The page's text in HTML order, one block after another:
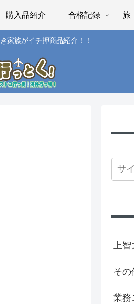
家族がイチ押商品紹介！！
購入品紹介 合格記録 旅
上智
その
業務